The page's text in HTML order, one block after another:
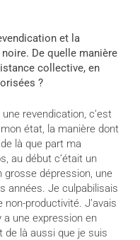
et la
De quelle manière
collective, en
?
revendication, c’est
état, la manière dont
là que part ma
au début c’était un
grosse dépression, une
années. Je culpabilisais
non-productivité. J’avais
a une expression en
de là aussi que je suis